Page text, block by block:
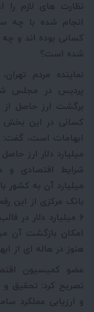
نظارت های لازم را
انجام شده با چه
کسانی بوده اند و چه
شده است؟
نماینده مردم
پردیس در مجلس
برگشت ارز حاصل
کسانی در این بخش
میلیارد دلار ارز
میلیارد آن به کشور
۶ میلیارد دلار در
امکان بازگشت آن
هنوز در هاله ای از
عضو کمیسیون
تصریح کرد: تحقیق
و ارزیابی عملکرد